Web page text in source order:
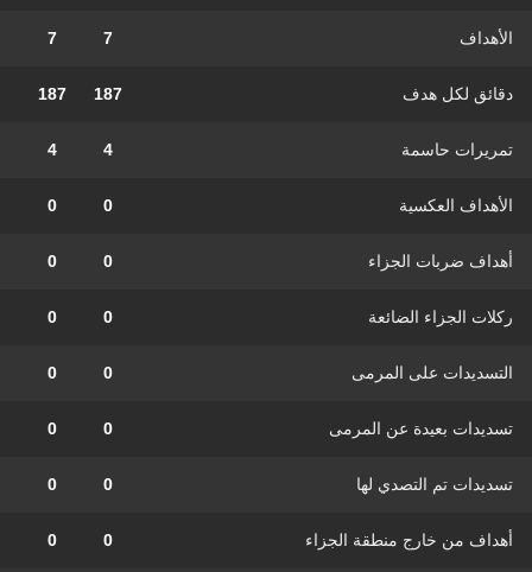
الأهداف 7
7
دقائق لكل هدف 187
187
تمريرات حاسمة 4
4
الأهداف العكسية 0
0
أهداف ضربات الجزاء 0
0
ركلات الجزاء الضائعة 0
0
التسديدات على المرمى 0
0
تسديدات بعيدة عن المرمى 0
0
تسديدات تم التصدي لها 0
0
أهداف من خارج منطقة الجزاء 0
0